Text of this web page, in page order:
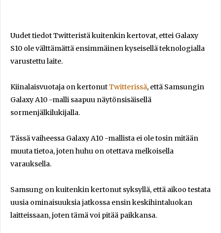
Uudet tiedot Twitteristä kuitenkin kertovat, ettei Galaxy
S10 ole välttämättä ensimmäinen kyseisellä teknologialla
varustettu laite.
Kiinalaisvuotaja on kertonutTwitterissä, että Samsungin
Galaxy A10 -malli saapuu näytönsisäisellä
sormenjälkilukijalla.
Tässä vaiheessa Galaxy A10 -mallista ei ole tosin mitään
muuta tietoa, joten huhu on otettava melkoisella
varauksella.
Samsung on kuitenkin kertonut syksyllä, että aikoo testata
uusia ominaisuuksia jatkossa ensin keskihintaluokan
laitteissaan, joten tämä voi pitää paikkansa.